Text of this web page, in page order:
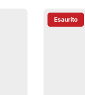
Etichetta
Esaurito